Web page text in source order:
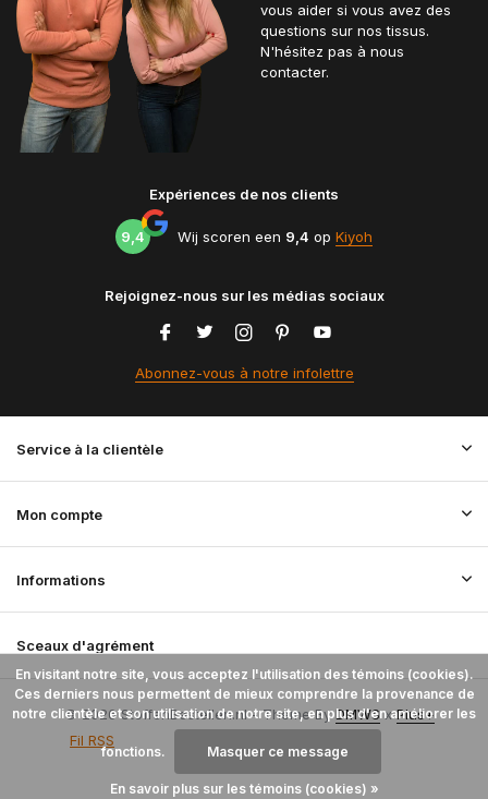
vous aider si vous avez des
questions sur nos tissus.
N'hésitez pas à nous
contacter.
Expériences de nos clients
9,4 Wij scoren een 9,4 op Kiyoh
Rejoignez-nous sur les médias sociaux
Abonnez-vous à notre infolettre
Service à la clientèle
Mon compte
Informations
Sceaux d'agrément
© 2026 StoffenBestellen.nl - Theme ByDMWSxPlus+
Fil RSS
En visitant notre site, vous acceptez l'utilisation des témoins (cookies).
Ces derniers nous permettent de mieux comprendre la provenance de
notre clientèle et son utilisation de notre site, en plus d'en améliorer les
fonctions. Masquer ce message
En savoir plus sur les témoins (cookies) »